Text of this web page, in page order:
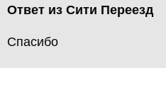
Ответ из Сити Переезд
Спасибо